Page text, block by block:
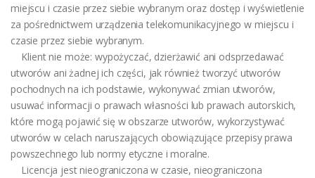
miejscu i czasie przez siebie wybranym oraz dostęp i wyświetlenie
za pośrednictwem urządzenia telekomunikacyjnego w miejscu i
czasie przez siebie wybranym.
Klient nie może: wypożyczać, dzierżawić ani odsprzedawać
utworów ani żadnej ich części, jak również tworzyć utworów
pochodnych na ich podstawie, wykonywać zmian utworów,
usuwać informacji o prawach własności lub prawach autorskich,
które mogą pojawić się w obszarze utworów, wykorzystywać
utworów w celach naruszających obowiązujące przepisy prawa
powszechnego lub normy etyczne i moralne.
Licencja jest nieograniczona w czasie, nieograniczona